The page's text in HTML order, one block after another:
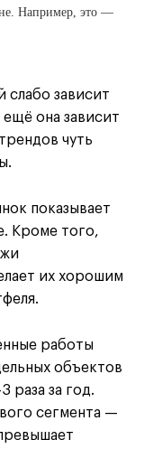
Например, это —
слабо зависит
она зависит
чуть
показывает
Кроме того,
их хорошим
работы
объектов
раза за год.
сегмента —